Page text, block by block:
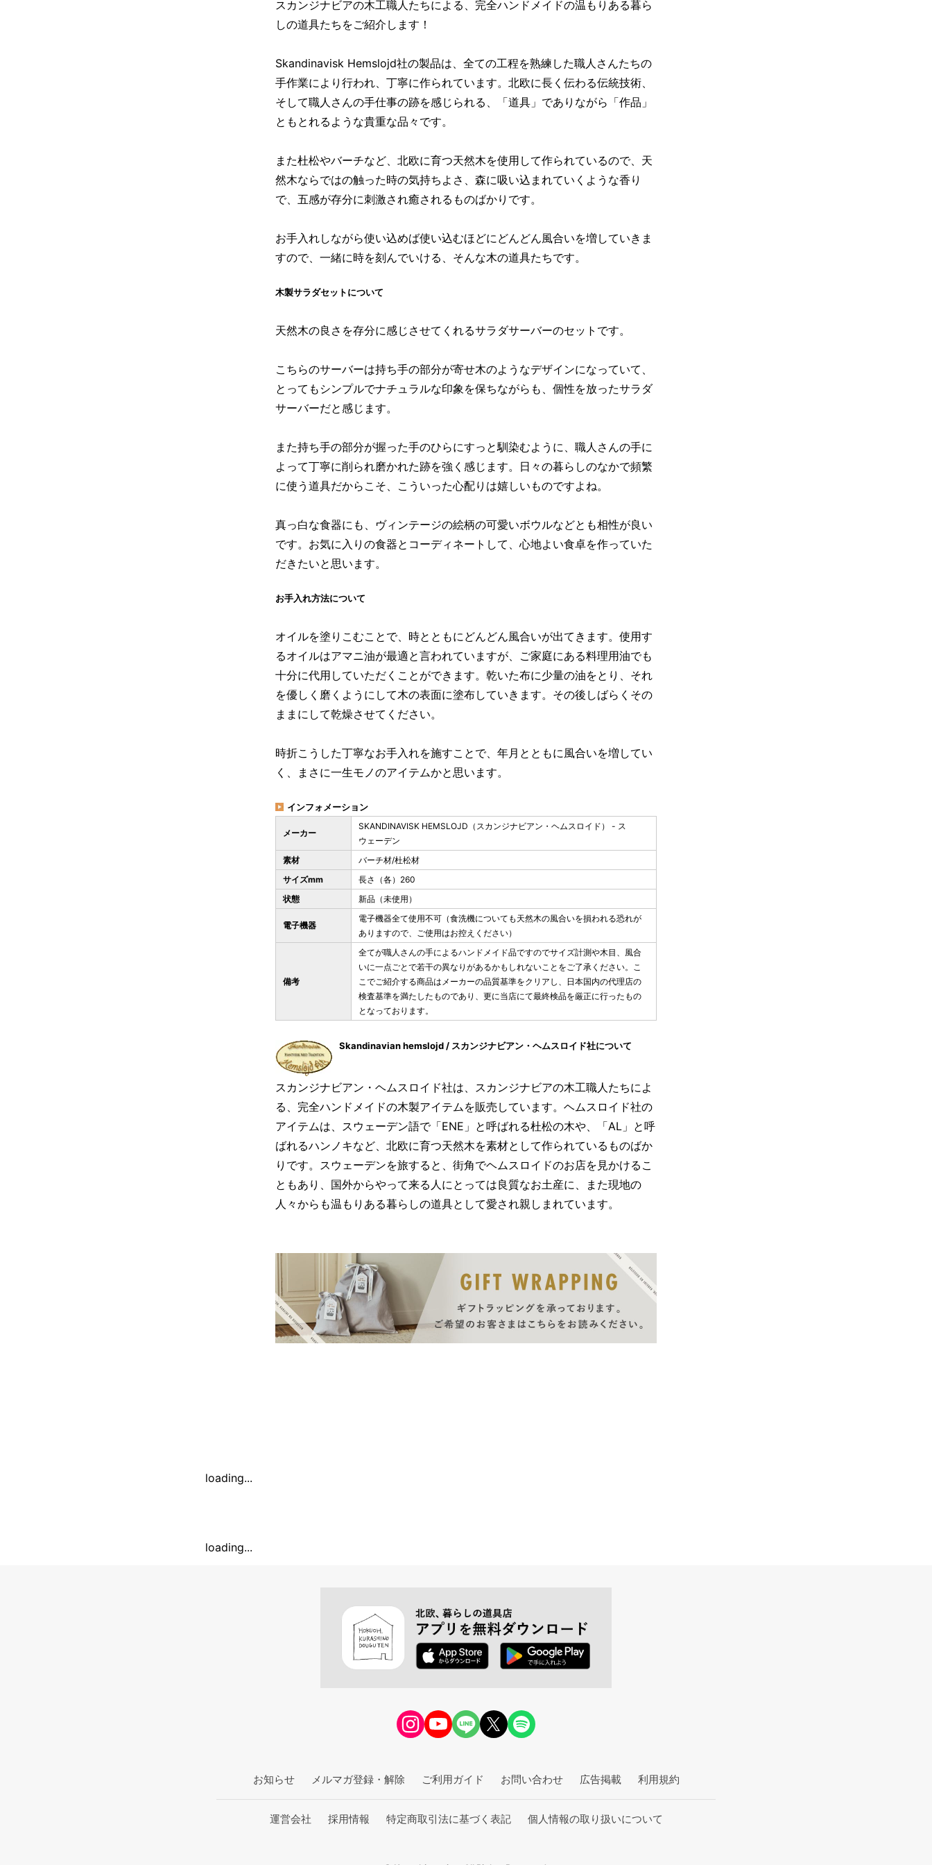
スカンジナビアの木工職人たちによる、完全ハンドメイドの温もりある暮ら
しの道具たちをご紹介します！
Skandinavisk Hemslojd社の製品は、全ての工程を熟練した職人さんたちの
手作業により行われ、丁寧に作られています。北欧に長く伝わる伝統技術、
そして職人さんの手仕事の跡を感じられる、「道具」でありながら「作品」
ともとれるような貴重な品々です。
また杜松やバーチなど、北欧に育つ天然木を使用して作られているので、天
然木ならではの触った時の気持ちよさ、森に吸い込まれていくような香り
で、五感が存分に刺激され癒されるものばかりです。
お手入れしながら使い込めば使い込むほどにどんどん風合いを増していきま
すので、一緒に時を刻んでいける、そんな木の道具たちです。
木製サラダセットについて
天然木の良さを存分に感じさせてくれるサラダサーバーのセットです。
こちらのサーバーは持ち手の部分が寄せ木のようなデザインになっていて、
とってもシンプルでナチュラルな印象を保ちながらも、個性を放ったサラダ
サーバーだと感じます。
また持ち手の部分が握った手のひらにすっと馴染むように、職人さんの手に
よって丁寧に削られ磨かれた跡を強く感じます。日々の暮らしのなかで頻繁
に使う道具だからこそ、こういった心配りは嬉しいものですよね。
真っ白な食器にも、ヴィンテージの絵柄の可愛いボウルなどとも相性が良い
です。お気に入りの食器とコーディネートして、心地よい食卓を作っていた
だきたいと思います。
お手入れ方法について
オイルを塗りこむことで、時とともにどんどん風合いが出てきます。使用す
るオイルはアマニ油が最適と言われていますが、ご家庭にある料理用油でも
十分に代用していただくことができます。乾いた布に少量の油をとり、それ
を優しく磨くようにして木の表面に塗布していきます。その後しばらくその
ままにして乾燥させてください。
時折こうした丁寧なお手入れを施すことで、年月とともに風合いを増してい
く、まさに一生モノのアイテムかと思います。
インフォメーション
メーカー
SKANDINAVISK HEMSLOJD（スカンジナビアン・ヘムスロイド） - ス
ウェーデン
素材
バーチ材/杜松材
サイズmm
長さ（各）260
状態
新品（未使用）
電子機器
電子機器全て使用不可（食洗機についても天然木の風合いを損われる恐れが
ありますので、ご使用はお控えください）
備考
全てが職人さんの手によるハンドメイド品ですのでサイズ計測や木目、風合
いに一点ごとで若干の異なりがあるかもしれないことをご了承ください。こ
こでご紹介する商品はメーカーの品質基準をクリアし、日本国内の代理店の
検査基準を満たしたものであり、更に当店にて最終検品を厳正に行ったもの
となっております。
Skandinavian hemslojd / スカンジナビアン・ヘムスロイド社について
スカンジナビアン・ヘムスロイド社は、スカンジナビアの木工職人たちによ
る、完全ハンドメイドの木製アイテムを販売しています。ヘムスロイド社の
アイテムは、スウェーデン語で「ENE」と呼ばれる杜松の木や、「AL」と呼
ばれるハンノキなど、北欧に育つ天然木を素材として作られているものばか
りです。スウェーデンを旅すると、街角でヘムスロイドのお店を見かけるこ
ともあり、国外からやって来る人にとっては良質なお土産に、また現地の
人々からも温もりある暮らしの道具として愛され親しまれています。
loading...
loading...
お知らせ メルマガ登録・解除 ご利用ガイド お問い合わせ 広告掲載 利用規約
運営会社 採用情報 特定商取引法に基づく表記 個人情報の取り扱いについて